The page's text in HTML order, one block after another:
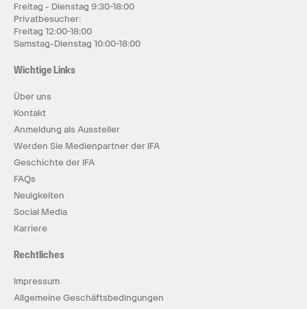
Freitag - Dienstag 9:30-18:00
Privatbesucher:
Freitag 12:00-18:00
Samstag-Dienstag 10:00-18:00
Wichtige Links
Über uns
Kontakt
Anmeldung als Aussteller
Werden Sie Medienpartner der IFA
Geschichte der IFA
FAQs
Neuigkeiten
Social Media
Karriere
Rechtliches
Impressum
Allgemeine Geschäftsbedingungen